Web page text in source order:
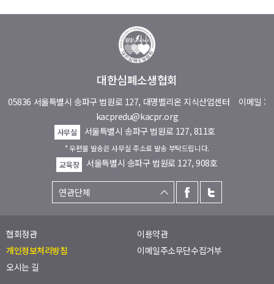
대한심폐소생협회
05836 서울특별시 송파구 법원로 127, 대명벨리온 지식산업센터 이메일 :
kacpredu@kacpr.org
사무실 서울특별시 송파구 법원로 127, 811호
* 우편물 발송은 사무실 주소로 발송 부탁드립니다.
교육장
서울특별시 송파구 법원로 127, 908호
협회정관
이용약관
개인정보처리방침
이메일주소무단수집거부
오시는 길